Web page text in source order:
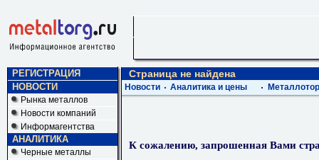
РЕГИСТРАЦИЯ
НОВОСТИ
Рынка металлов
Новости компаний
Информагентства
АНАЛИТИКА
Черные металлы
Страница не найдена
Новости Аналитика и цены
К сожалению, запрошенная Вами